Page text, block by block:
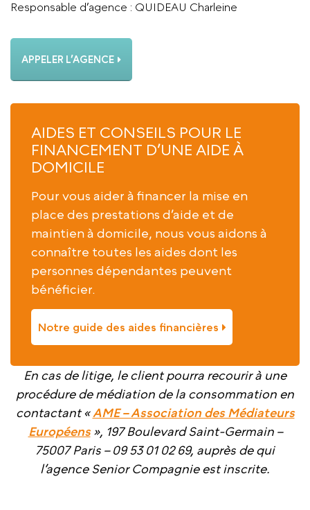
Responsable d’agence : QUIDEAU Charleine
APPELER L’AGENCE
AIDES ET CONSEILS POUR LE
FINANCEMENT D’UNE AIDE À
DOMICILE
Pour vous aider à financer la mise en
place des prestations d’aide et de
maintien à domicile, nous vous aidons à
connaître toutes les aides dont les
personnes dépendantes peuvent
bénéficier.
Notre guide des aides financières
En cas de litige, le client pourra recourir à une
procédure de médiation de la consommation en
contactant «AME – Association des Médiateurs
Européens», 197 Boulevard Saint-Germain –
75007 Paris – 09 53 01 02 69, auprès de qui
l’agence Senior Compagnie est inscrite.